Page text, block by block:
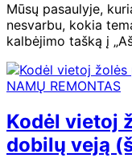
Mūsų pasaulyje,
nesvarbu, kokia
kalbėjimo tašką į
NAMŲ REMONTAS
Kodėl vietoj
dobilų veją